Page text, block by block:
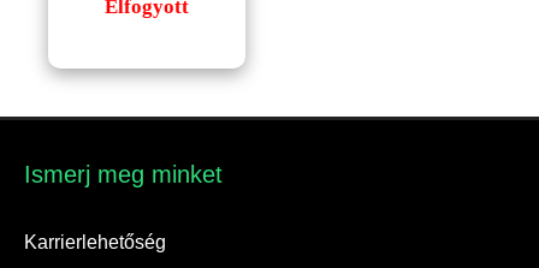
Elfogyott
Ismerj meg minket​
Karrierlehetőség